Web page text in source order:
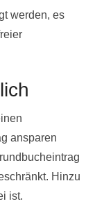
werden, es
ansparen
Hinzu
ist.